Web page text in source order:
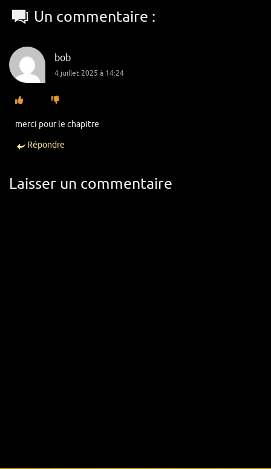
Un commentaire :
bob
4 juillet 2025 à 14:24
merci pour le chapitre
Répondre
Laisser un commentaire